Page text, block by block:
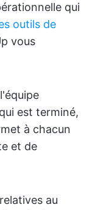
qui
outils de
vous
est terminé,
à chacun
et de
au